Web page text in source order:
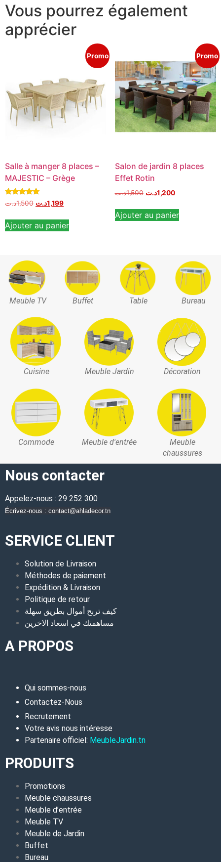
Vous pourrez également
apprécier
Promo
Salle à manger 8 places –
MAJESTIC – Grège
Note
5.00
1,500د.ت 1,199د.ت
Ajouter au panier
Promo
Salon de jardin 8 places
Effet Rotin
1,500د.ت 1,200د.ت
Ajouter au panier
Meuble TV Buffet Table Bureau
Cuisine Meuble Jardin Décoration
Commode Meuble d'entrée
Meuble
chaussures
Nous contacter
Appelez-nous : 29 252 300
Écrivez-nous : contact@ahladecor.tn
SERVICE CLIENT
Solution de Livraison
Méthodes de paiement
Expédition & Livraison
Politique de retour
كيف تربح أموال بطريق سهلة
مساهمتك في اسعاد الاخرين
A PROPOS
Qui sommes-nous
Contactez-Nous
Recrutement
Votre avis nous intéresse
Partenaire officiel: MeubleJardin.tn
PRODUITS
Promotions
Meuble chaussures
Meuble d’entrée
Meuble TV
Meuble de Jardin
Buffet
Bureau